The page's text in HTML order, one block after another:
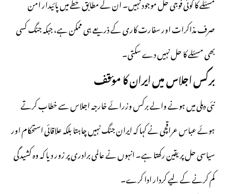
صرف مذاکرات اور سفارت کاری کے ذریعے ہی ممکن ہے، جبکہ جنگ کسی
بھی مسئلے کا حل نہیں دے سکتی۔
برکس اجلاس میں ایران کا مؤقف
نئی دہلی میں ہونے والے برکس وزرائے خارجہ اجلاس سے خطاب کرتے
ہوئے عباسعراقچینے کہا کہ ایران جنگ نہیں چاہتا بلکہ علاقائی استحکام اور
سیاسی حل پر یقین رکھتا ہے۔ انہوں نے عالمی برادری پر زور دیا کہ وہ کشیدگی
کم کرنے کے لیے کردار ادا کرے۔